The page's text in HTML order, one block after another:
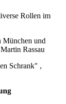
Rollen im
München und
Rassau
Schrank" ,